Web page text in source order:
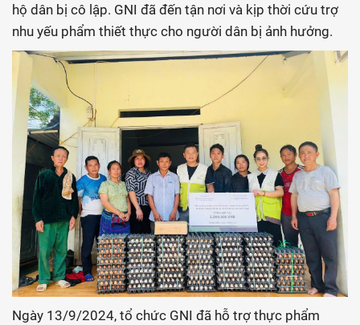
hộ dân bị cô lập. GNI đã đến tận nơi và kịp thời cứu trợ
nhu yếu phẩm thiết thực cho người dân bị ảnh hưởng.
Ngày 13/9/2024, tổ chức GNI đã hỗ trợ thực phẩm